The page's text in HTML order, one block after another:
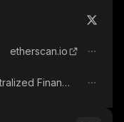
etherscan.io
Decentralized Finance (DeFi)